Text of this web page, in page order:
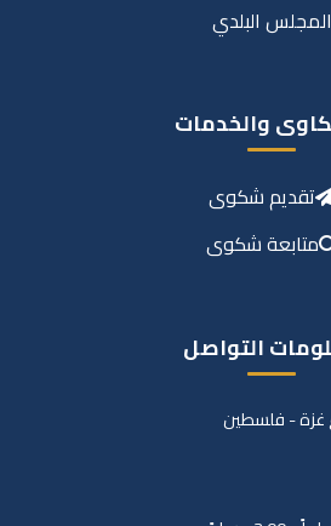
المجلس البلدي
والخدمات
تقديم شكوى
متابعة شكوى
التواصل
غزة - فلسطين